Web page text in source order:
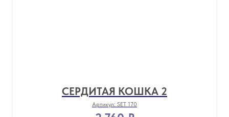
СЕРДИТАЯ КОШКА 2
Артикул: SET 170